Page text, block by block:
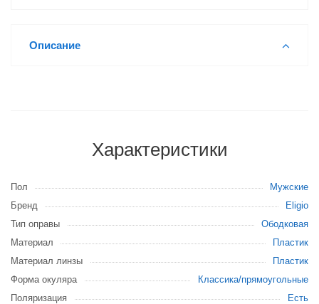
Описание
Характеристики
Пол
Мужские
Бренд
Eligio
Тип оправы
Ободковая
Материал
Пластик
Материал линзы
Пластик
Форма окуляра
Классика/прямоугольные
Поляризация
Есть